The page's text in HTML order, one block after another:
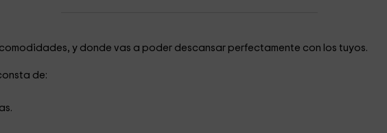
y donde vas a poder descansar perfectamente con los tuyos.
de: